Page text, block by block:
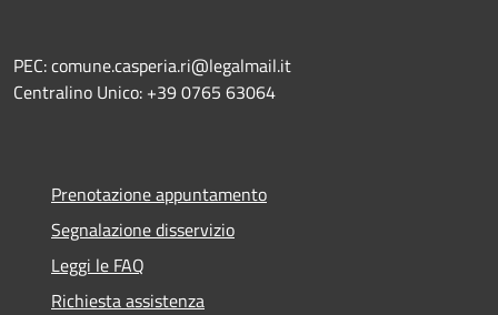
PEC: comune.casperia.ri@legalmail.it
Centralino Unico: +39 0765 63064
Prenotazione appuntamento
Segnalazione disservizio
Leggi le FAQ
Richiesta assistenza